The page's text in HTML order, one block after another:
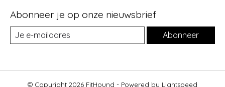
Abonneer je op onze nieuwsbrief
Abonneer
© Copyright 2026 FitHound - Powered by Lightspeed